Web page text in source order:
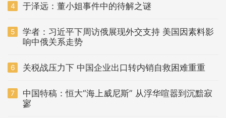
4 于泽远：董小姐事件中的待解之谜
5
学者：习近平下周访俄展现外交支持 美国因素料影
响中俄关系走势
6 关税战压力下 中国企业出口转内销自救困难重重
7
中国特稿：恒大“海上威尼斯” 从浮华喧嚣到沉黯寂
寥